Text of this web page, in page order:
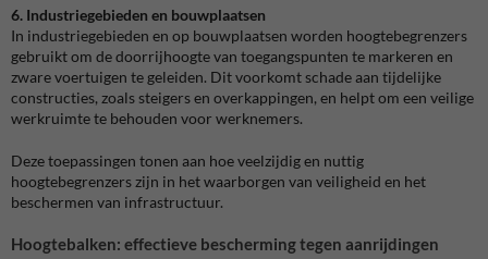
6. Industriegebieden en bouwplaatsen
In industriegebieden en op bouwplaatsen worden hoogtebegrenzers
gebruikt om de doorrijhoogte van toegangspunten te markeren en
zware voertuigen te geleiden. Dit voorkomt schade aan tijdelijke
constructies, zoals steigers en overkappingen, en helpt om een veilige
werkruimte te behouden voor werknemers.
Deze toepassingen tonen aan hoe veelzijdig en nuttig
hoogtebegrenzers zijn in het waarborgen van veiligheid en het
beschermen van infrastructuur.
Hoogtebalken: effectieve bescherming tegen aanrijdingen